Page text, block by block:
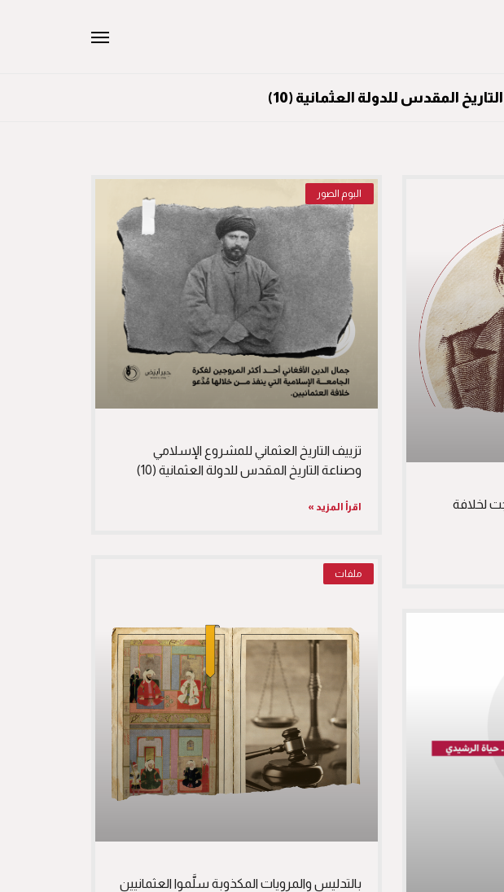
المقدس للدولة العثمانية (10)
لخلافة
البوم الصور
تزييف التاريخ العثماني للمشروع الإسلامي
وصناعة التاريخ المقدس للدولة العثمانية (10)
اقرأ المزيد »
ملفات
بالتدليس والمرويات المكذوبة سلَّموا العثمانيين